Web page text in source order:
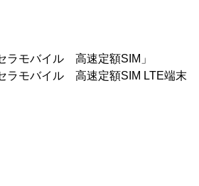
ラモバイル 高速定額SIM」
ラモバイル 高速定額SIM LTE端末